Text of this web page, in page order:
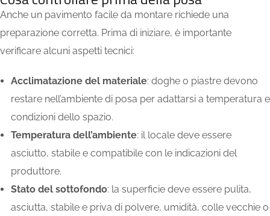
Anche un pavimento facile da montare richiede una
preparazione corretta. Prima di iniziare, è importante
verificare alcuni aspetti tecnici:
Acclimatazione del materiale: doghe o piastre devono
restare nell’ambiente di posa per adattarsi a temperatura e
condizioni dello spazio.
Temperatura dell’ambiente: il locale deve essere
asciutto, stabile e compatibile con le indicazioni del
produttore.
Stato del sottofondo: la superficie deve essere pulita,
asciutta, stabile e priva di polvere, umidità, colle vecchie o